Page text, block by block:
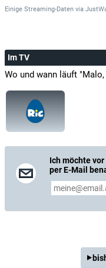
Einige Streaming-Daten via
Im TV
Wo und wann läuft
Ich möchte
per E-Mail